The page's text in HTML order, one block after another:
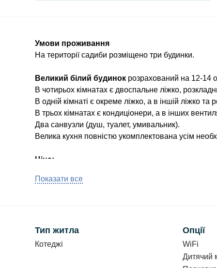
Умови проживання
На території садиби розміщено три будинки.
Великий білий будинок розрахований на 12-14
В чотирьох кімнатах є двоспальне ліжко,
В одній кімнаті є окреме ліжко, а в іншій ліжко
В трьох кімнатах є кондиціонери, а в інших
Два санвузли (душ, туалет, умивальник).
Велика кухня повністю укомплектована усім
Ціна:
Є можливість зняти лише перший поверх - 3000
В будинку є два номери. Один номер з
окремі кухні (повністю укомплектовані), та
двоспальне ліжко та два розкладних дивани,
Показати все
Тип житла
Котеджі
Опції
WiFi
Дитячий